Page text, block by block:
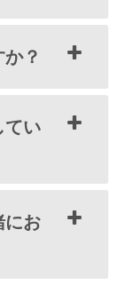
？
てい
にお